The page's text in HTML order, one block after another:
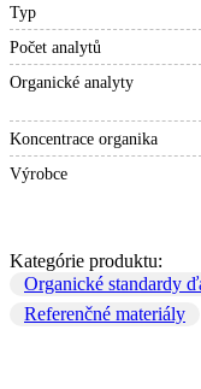
Typ
Počet analytů
Organické analyty
Koncentrace organika
Výrobce
Kategórie produktu:
Organické standardy
Referenčné materiály